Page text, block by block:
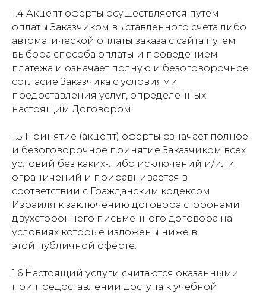
1.4 Акцепт оферты осуществляется путем
оплаты Заказчиком выставленного счета либо
автоматической оплаты заказа с сайта путем
выбора способа оплаты и проведением
платежа и означает полную и безоговорочное
согласие Заказчика с условиями
предоставления услуг, определенных
настоящим Договором.
1.5 Принятие (акцепт) оферты означает полное
и безоговорочное принятие Заказчиком всех
условий без каких-либо исключений и/или
ограничений и приравнивается в
соответствии с Гражданским кодексом
Израиля к заключению договора сторонами
двухстороннего письменного договора на
условиях которые изложены ниже в
этой публичной оферте.
1.6 Настоящий услуги считаются оказанными
при предоставлении доступа к учебной